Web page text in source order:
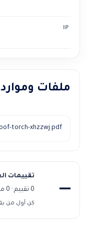
IP
ملفات
torch-xhzzwj.pdf
—
تقييمات
0 تقييم · 0 مراجعة
كن أول من